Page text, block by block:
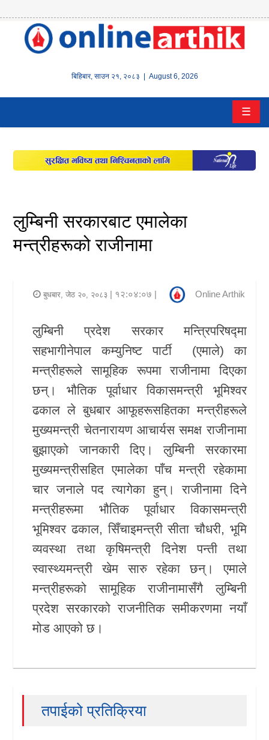
बिहिबार, साउन २१, २०८३ | August 6, 2026
होम
वित्त
इन्स्योरेन्स
पूँजीबजार
अटो
राजनीति
अन्य
समाचार
सूचना
प्रविधि
शिक्षा
स्वास्थ्य
Unicode
☰
लुम्बिनी सरकारबाट एमालेका
मन्त्रीहरूको राजीनामा
बुधबार, जेठ २०, २०८३ | १२:०४:०७ | Online Arthik
लुम्बिनी प्रदेश सरकार मन्त्रिपरिषद्मा
सहभागीनेपाल कम्युनिष्ट पार्टी (एमाले) का
मन्त्रीहरूले सामूहिक रूपमा राजीनामा दिएका
छन्। भौतिक पूर्वाधार विकासमन्त्री भूमिश्वर
ढकाल ले बुधबार आफूहरूसहितका मन्त्रीहरूले
मुख्यमन्त्री चेतनारायण आचार्यस समक्ष राजीनामा
बुझाएको जानकारी दिए। लुम्बिनी सरकारमा
मुख्यमन्त्रीसहित एमालेका पाँच मन्त्री रहेकामा
चार जनाले पद त्यागेका हुन्। राजीनामा दिने
मन्त्रीहरूमा भौतिक पूर्वाधार विकासमन्त्री
भूमिश्वर ढकाल, सिँचाइमन्त्री सीता चौधरी, भूमि
व्यवस्था तथा कृषिमन्त्री दिनेश पन्ती तथा
स्वास्थ्यमन्त्री खेम सारु रहेका छन्। एमाले
मन्त्रीहरूको सामूहिक राजीनामासँगै लुम्बिनी
प्रदेश सरकारको राजनीतिक समीकरणमा नयाँ
मोड आएको छ।
तपाईको प्रतिक्रिया